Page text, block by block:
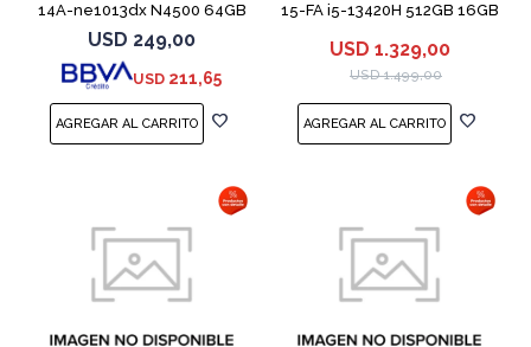
14A-ne1013dx N4500 64GB
4GB 14" Grey
USD 249,00
USD 211,65
15-FA i5-13420H 512GB 16GB
USD 1.329,00
USD 1.499,00